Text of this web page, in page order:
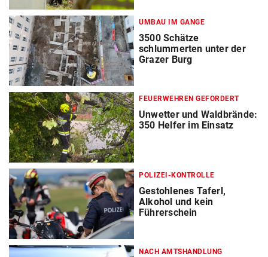
UMBAU IM GANGE
3500 Schätze
schlummerten unter der
Grazer Burg
FEUERWEHREN GEFORDERT
Unwetter und Waldbrände:
350 Helfer im Einsatz
POLIZEI-KONTROLLE
Gestohlenes Taferl,
Alkohol und kein
Führerschein
NACH AMTSHANDLUNG